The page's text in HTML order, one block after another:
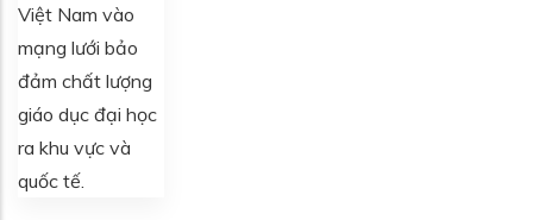
Việt Nam vào
mạng lưới bảo
đảm chất lượng
giáo dục đại học
ra khu vực và
quốc tế.